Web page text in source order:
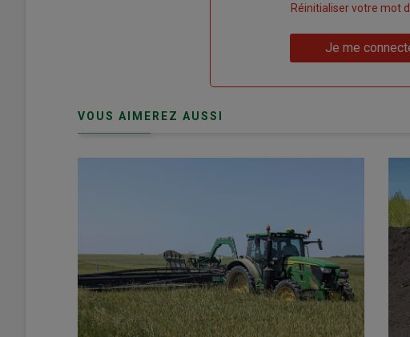
compte"
Réinitialiser votre mot
Je me
VOUS AIMEREZ AUSSI